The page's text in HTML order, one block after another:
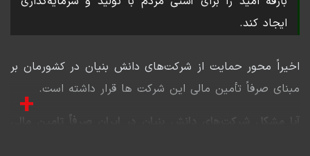
ایجاد کند.
اخیراً محور حمایت از شرکت‌های دانش بنیان در کشورمان بر
مبنای صرفاً تأمین مالی این شرکت ها قرار داشته است.
آیا مشکل شرکت‌های دانش بنیان در ایران صرفاً تامین مالی
+